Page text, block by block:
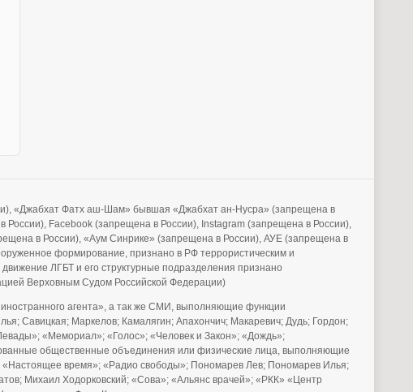
«Джабхат Фатх аш-Шам» бывшая «Джабхат ан-Нусра» (запрещена в
Facebook (запрещена в России), Instagram (запрещена в России),
в России), «Аум Синрике» (запрещена в России), АУЕ (запрещена в
формирование, признано в РФ террористическим и
ЛГБТ и его структурные подразделения признано
Верховным Судом Российской Федерации)
агента», а так же СМИ, выполняющие функции
Савицкая; Маркелов; Камалягин; Апахончич; Макаревич; Дудь; Гордон;
«Мемориал»; «Голос»; «Человек и Закон»; «Дождь»;
общественные объединения или физические лица, выполняющие
время»; «Радио свободы»; Пономарев Лев; Пономарев Илья;
Михаил Ходорковский; «Сова»; «Альянс врачей»; «РКК» «Центр